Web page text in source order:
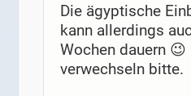
Die ägyptische
kann allerdings
Wochen dauern
verwechseln bitte.